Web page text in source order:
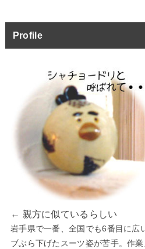
Profile
← 親方に似ているらしい
岩手県で一番、全国でも6番目に広
ブぶら下げたスーツ姿が苦手。作